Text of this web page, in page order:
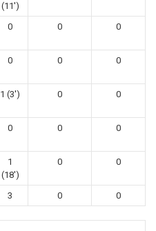
(11')
0 0 0
0 0 0
1 (3') 0 0
0 0 0
1
(18')
0 0
3 0 0